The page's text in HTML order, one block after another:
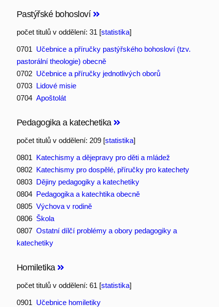
Pastýřské bohosloví
počet titulů v oddělení: 31 [statistika]
0701 Učebnice a příručky pastýřského bohosloví (tzv.
pastorální theologie) obecně
0702 Učebnice a příručky jednotlivých oborů
0703 Lidové misie
0704 Apoštolát
Pedagogika a katechetika
počet titulů v oddělení: 209 [statistika]
0801 Katechismy a dějepravy pro děti a mládež
0802 Katechismy pro dospělé, příručky pro katechety
0803 Dějiny pedagogiky a katechetiky
0804 Pedagogika a katechtika obecně
0805 Výchova v rodině
0806 Škola
0807 Ostatní dílčí problémy a obory pedagogiky a
katechetiky
Homiletika
počet titulů v oddělení: 61 [statistika]
0901 Učebnice homiletiky